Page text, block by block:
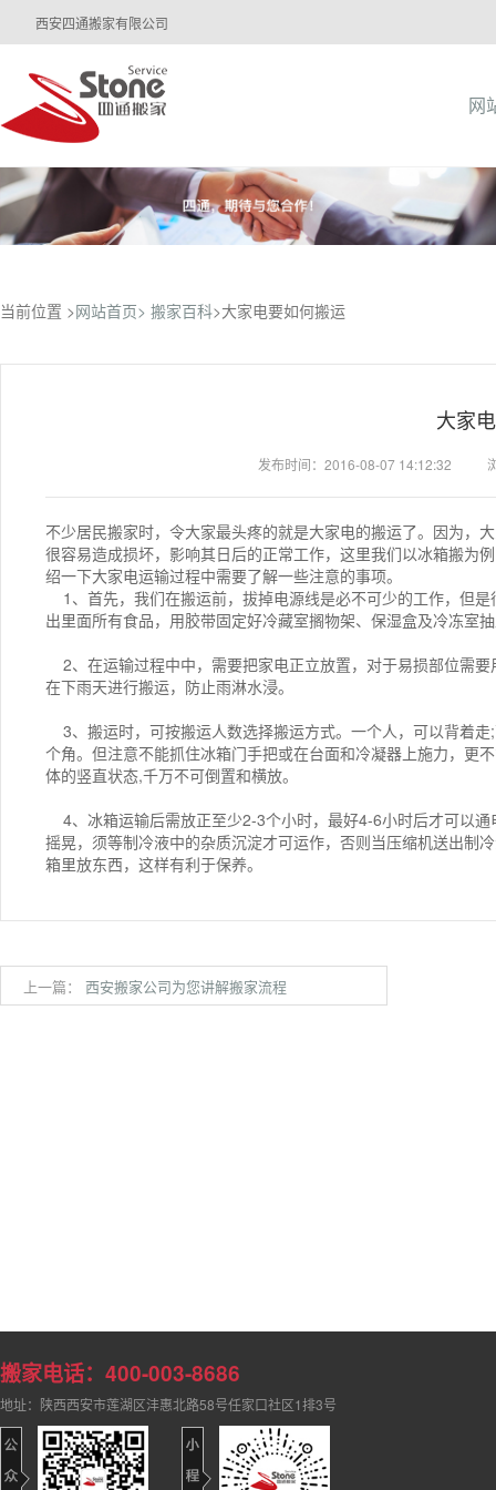
西安四通搬家有限公司
网
当前位置 >网站首页> 搬家百科>大家电要如何搬运
大家
发布时间：2016-08-07 14:12:32
不少居民搬家时，令大家最头疼的就是大家电的搬运了。因为，
很容易造成损坏，影响其日后的正常工作，这里我们以冰箱搬为
绍一下大家电运输过程中需要了解一些注意的事项。
1、首先，我们在搬运前，拔掉电源线是必不可少的工作，但
出里面所有食品，用胶带固定好冷藏室搁物架、保湿盒及冷冻室
2、在运输过程中中，需要把家电正立放置，对于易损部位需
在下雨天进行搬运，防止雨淋水浸。
3、搬运时，可按搬运人数选择搬运方式。一个人，可以背着
个角。但注意不能抓住冰箱门手把或在台面和冷凝器上施力，更
体的竖直状态,千万不可倒置和横放。
4、冰箱运输后需放正至少2-3个小时，最好4-6小时后才可以
摇晃，须等制冷液中的杂质沉淀才可运作，否则当压缩机送出制
箱里放东西，这样有利于保养。
上一篇： 西安搬家公司为您讲解搬家流程
搬家电话：400-003-8686
地址：陕西西安市莲湖区沣惠北路58号任家口社区1排3号